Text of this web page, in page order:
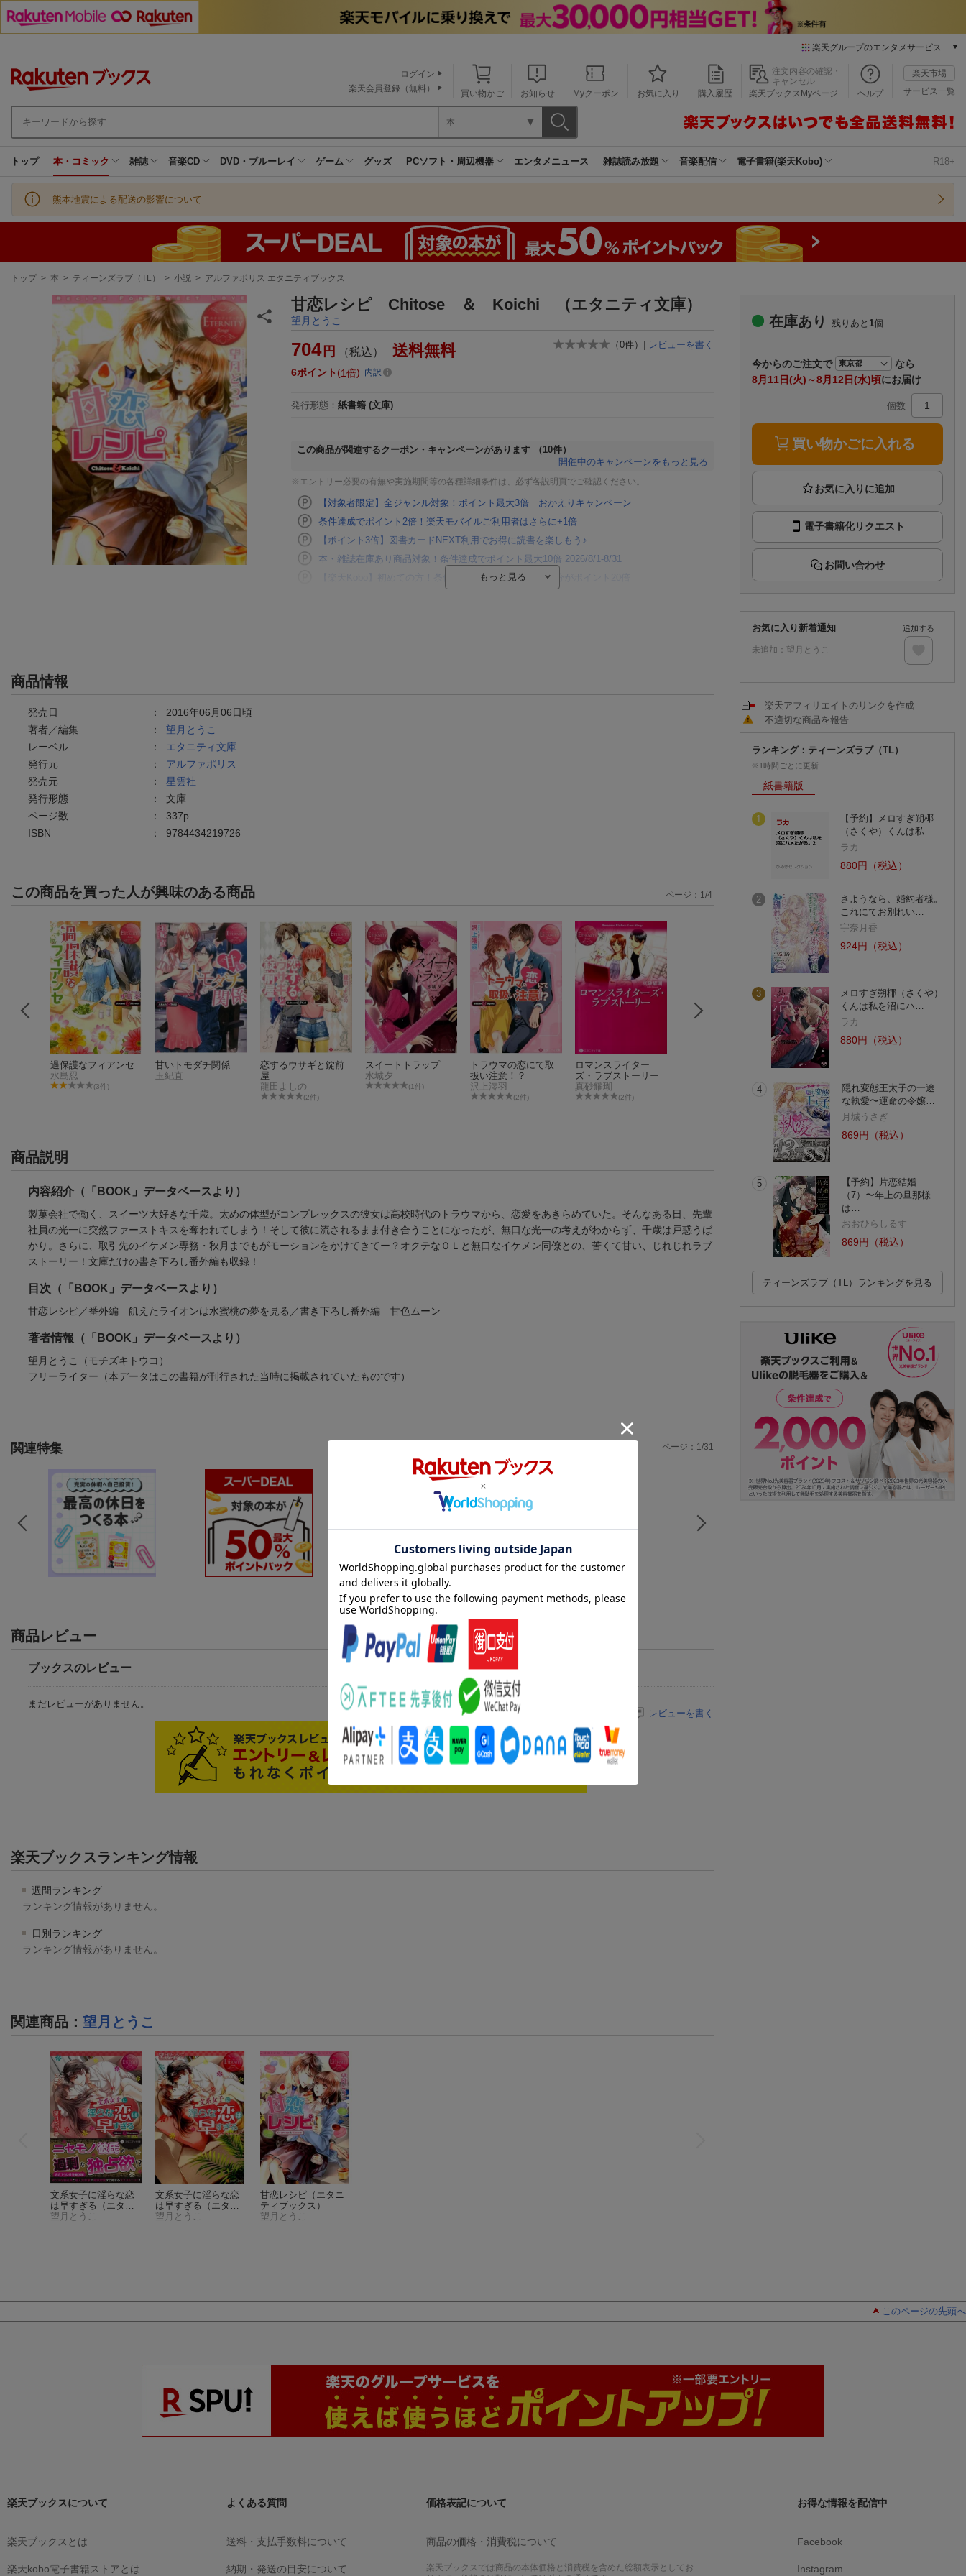
楽天グループのエンタメサービス
本/ゲーム/CD/DVD
楽天ブックス
楽天Kobo
楽天チケット
エンタメニュース
推し楽
買い物かご お知らせ Myクーポン お気に入り 購入履歴
注文内容の確認・
キャンセル
楽天ブックスMyページ
ヘルプ
楽天市場
サービス一覧
ログイン
楽天会員登録（無料）
本
トップ 本・コミック 雑誌 音楽CD DVD・ブルーレイ ゲーム グッズ PCソフト・周辺機器 エンタメニュース 雑誌読み放題 音楽配信 電子書籍(楽天Kobo) R18+
熊本地震による配送の影響について
現
トップ > 本 > ティーンズラブ（TL） > 小説 > アルファポリス エタニティブックス
甘恋レシピ Chitose ＆ Koichi （エタニティ文庫）
望月とうこ
（0件） | レビューを書く
704 円 （税込） 送料無料
6ポイント 1倍 内訳
発行形態 ： 紙書籍 (文庫)
この商品が関連するクーポン・キャンペーンがあります
（10件）
開催中のキャンペーンをもっと見る
※エントリー必要の有無や実施期間等の各種詳細条件は、必ず各説明頁でご確認ください。
【対象者限定】全ジャンル対象！ポイント最大3倍 おかえりキャンペーン
条件達成でポイント2倍！楽天モバイルご利用者はさらに+1倍
【ポイント3倍】図書カードNEXT利用でお得に読書を楽しもう♪
本・雑誌在庫あり商品対象！条件達成でポイント最大10倍 2026/8/1-8/31
【楽天Kobo】初めての方！条件達成で楽天ブックス購入分がポイント20倍
商品情報
発売日 ： 2016年06月06日頃
著者／編集
： 望月とうこ
レーベル
： エタニティ文庫
発行元
： アルファポリス
発売元
： 星雲社
発行形態
： 文庫
ページ数
： 337p
ISBN
： 9784434219726
この商品を買った人が興味のある商品
過保護なフィアンセ
水島忍
(3件)
甘いトモダチ関係
玉紀直
恋するウサギと錠前
屋
龍田よしの
(2件)
スイートトラップ
水城夕
(1件)
トラウマの恋にて取
扱い注意！？
沢上澪羽
(2件)
ロマンスライター
ズ・ラブストーリー
真砂耀瑚
(2件)
溺愛デイズ
(1件)
ページ： 1 /4
商品説明
内容紹介（「BOOK」データベースより）
製菓会社で働く、スイーツ大好きな千歳。太めの体型がコンプレックスの彼女は高校時代のトラウマから、恋愛をあきらめていた。そんなある日、先輩
社員の光一に突然ファーストキスを奪われてしまう！そして彼に流されるまま付き合うことになったが、無口な光一の考えがわからず、千歳は戸惑うば
かり。さらに、取引先のイケメン専務・秋月までもがモーションをかけてきてー？オクテなＯＬと無口なイケメン同僚との、苦くて甘い、じれじれラブ
ストーリー！文庫だけの書き下ろし番外編も収録！
目次（「BOOK」データベースより）
甘恋レシピ／番外編 飢えたライオンは水蜜桃の夢を見る／書き下ろし番外編 甘色ムーン
著者情報（「BOOK」データベースより）
望月とうこ（モチズキトウコ）
フリーライター（本データはこの書籍が刊行された当時に掲載されていたものです）
関連特集 ページ：1/31
商品レビュー
ブックスのレビュー
まだレビューがありません。
レビューを書く
楽天ブックスランキング情報
週間ランキング
ランキング情報がありません。
日別ランキング
ランキング情報がありません。
関連商品 ： 望月とうこ
文系女子に淫らな恋
は早すぎる （エタニ
ティ文庫）
望月とうこ
文系女子に淫らな恋
は早すぎる （エタニ
ティブックス）
望月とうこ
甘恋レシピ （エタニ
ティブックス）
望月とうこ
は早すぎる（エタニ
ティブックス）
望月とうこ
（エタニ
在庫あり 残りあと 1個
今からのご注文で
なら
8月11日(火)～8月12日(水)頃にお届け
個数
買い物かごに入れる
電子書籍化リクエスト
お問い合わせ
お気に入り新着通知
未追加： 望月とうこ
追加する
楽天アフィリエイトのリンクを作成
不適切な商品を報告
ランキング：ティーンズラブ（TL）
※1時間ごとに更新
紙書籍版
1
【予約】メロすぎ朔椰
（さくや）くんは私…
ラカ
880円（税込）
2
さようなら、婚約者様。
これにてお別れい…
宇奈月香
924円（税込）
3
メロすぎ朔椰（さくや）
くんは私を沼にハ…
ラカ
880円（税込）
4
隠れ変態王太子の一途
な執愛〜運命の令嬢…
月城うさぎ
869円（税込）
5
【予約】片恋結婚
（7）〜年上の旦那様
は…
おおひらしるす
869円（税込）
ティーンズラブ（TL）ランキングを見る
このページの先頭へ
楽天ブックスについて
楽天ブックスとは
楽天kobo電子書籍ストアとは
よくある質問
送料・支払手数料について
納期・発送の目安について
価格表記について
商品の価格・消費税について
楽天ブックスでは商品の本体価格と消費税を含めた総額表示としてお
お得な情報を配信中
Facebook
Instagram